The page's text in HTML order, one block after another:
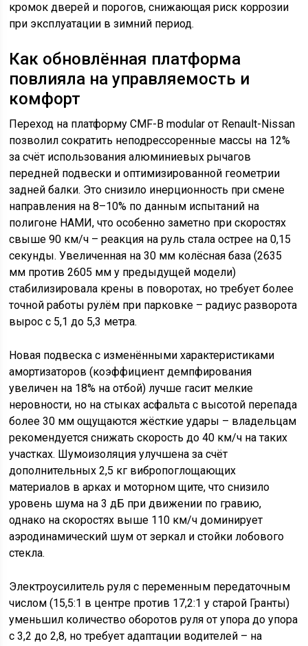
кромок дверей и порогов, снижающая риск коррозии
при эксплуатации в зимний период.
Как обновлённая платформа
повлияла на управляемость и
комфорт
Переход на платформу CMF-B modular от Renault-Nissan
позволил сократить неподрессоренные массы на 12%
за счёт использования алюминиевых рычагов
передней подвески и оптимизированной геометрии
задней балки. Это снизило инерционность при смене
направления на 8–10% по данным испытаний на
полигоне НАМИ, что особенно заметно при скоростях
свыше 90 км/ч – реакция на руль стала острее на 0,15
секунды. Увеличенная на 30 мм колёсная база (2635
мм против 2605 мм у предыдущей модели)
стабилизировала крены в поворотах, но требует более
точной работы рулём при парковке – радиус разворота
вырос с 5,1 до 5,3 метра.
Новая подвеска с изменёнными характеристиками
амортизаторов (коэффициент демпфирования
увеличен на 18% на отбой) лучше гасит мелкие
неровности, но на стыках асфальта с высотой перепада
более 30 мм ощущаются жёсткие удары – владельцам
рекомендуется снижать скорость до 40 км/ч на таких
участках. Шумоизоляция улучшена за счёт
дополнительных 2,5 кг вибропоглощающих
материалов в арках и моторном щите, что снизило
уровень шума на 3 дБ при движении по гравию,
однако на скоростях выше 110 км/ч доминирует
аэродинамический шум от зеркал и стойки лобового
стекла.
Электроусилитель руля с переменным передаточным
числом (15,5:1 в центре против 17,2:1 у старой Гранты)
уменьшил количество оборотов руля от упора до упора
с 3,2 до 2,8, но требует адаптации водителей – на